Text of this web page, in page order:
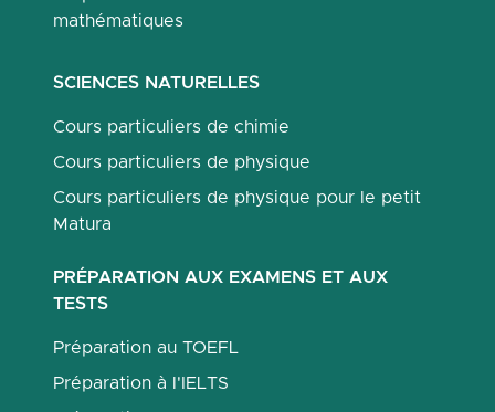
mathématiques
SCIENCES NATURELLES
Cours particuliers de chimie
Cours particuliers de physique
Cours particuliers de physique pour le petit
Matura
PRÉPARATION AUX EXAMENS ET AUX
TESTS
Préparation au TOEFL
Préparation à l'IELTS